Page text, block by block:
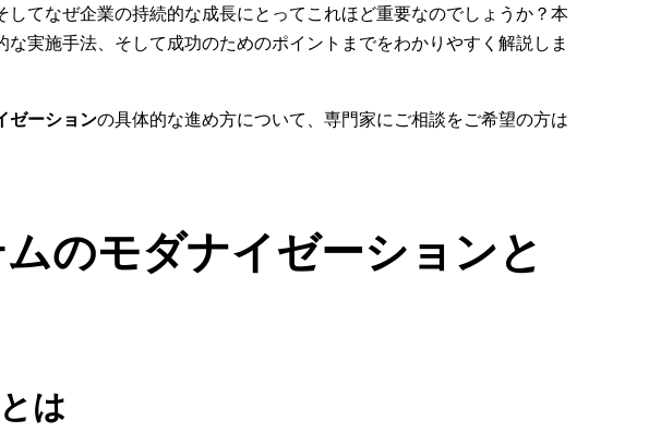
してなぜ企業の持続的な成長にとってこれほど重要なのでしょうか？本
実施手法、そして成功のためのポイントまでをわかりやすく解説しま
ゼーションの具体的な進め方について、専門家にご相談をご希望の方は
のモダナイゼーションと
は